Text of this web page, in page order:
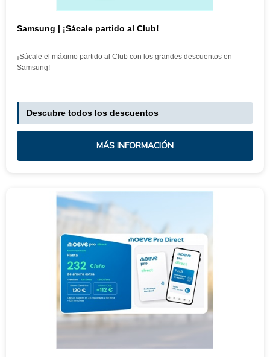
Samsung | ¡Sácale partido al Club!
¡Sácale el máximo partido al Club con los grandes descuentos en
Samsung!
Descubre todos los descuentos
MÁS INFORMACIÓN